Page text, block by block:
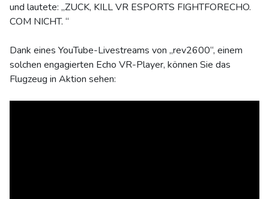
und lautete: „ZUCK, KILL VR ESPORTS FIGHTFORECHO.
COM NICHT. “
Dank eines YouTube-Livestreams von „rev2600“, einem
solchen engagierten Echo VR-Player, können Sie das
Flugzeug in Aktion sehen: